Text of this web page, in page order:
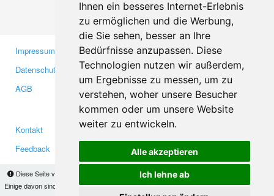
Ihnen ein besseres Internet-Erlebnis
zu ermöglichen und die Werbung,
die Sie sehen, besser an Ihre
Bedürfnisse anzupassen. Diese
Technologien nutzen wir außerdem,
um Ergebnisse zu messen, um zu
verstehen, woher unsere Besucher
kommen oder um unsere Website
weiter zu entwickeln.
Alle akzeptieren
Ich lehne ab
Diese Seite verwendet Cookies, um Informationen auf Ihrem Computer zu speichern.
Einige davon sind notwendig, damit unsere Seite funktioniert, andere helfen uns dabei, das
Impressum
Datenschutzerklärung
AGB
Gewerbetreibende
Investoren
Medien
Kontakt
Feedback
Facebook
Twitter
YouTube
Google+